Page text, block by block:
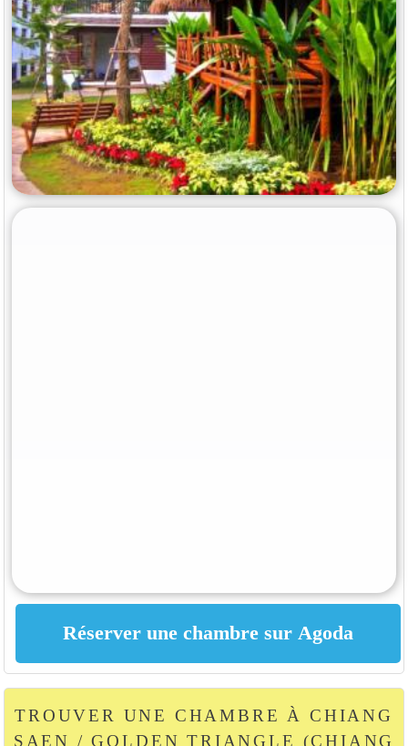
TROUVER UNE CHAMBRE À CHIANG
SAEN / GOLDEN TRIANGLE (CHIANG